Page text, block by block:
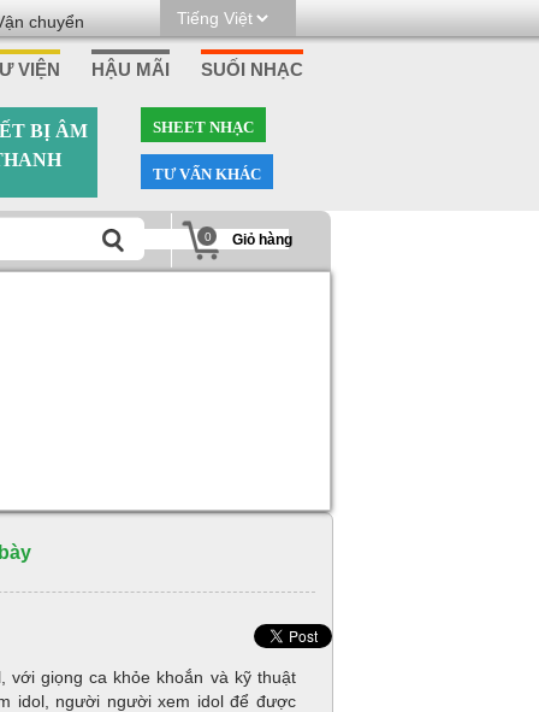
chuyển
VIỆN HẬU MÃI SUỐI NHẠC
BỊ ÂM SHEET NHẠC
TƯ VẤN KHÁC
0 Giỏ hàng
giọng ca khỏe khoắn và kỹ thuật
idol, người người xem idol để được